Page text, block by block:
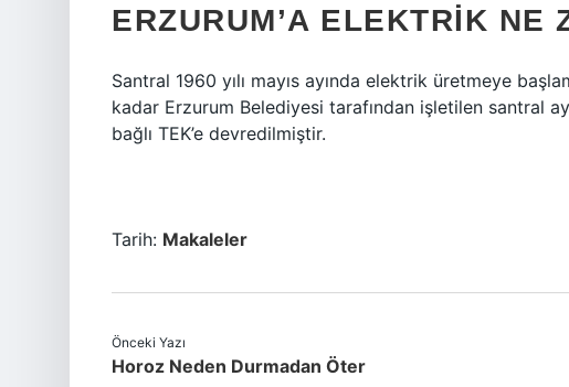
ERZURUM’A ELEKTRIK NE
Santral 1960 yılı mayıs ayında elektrik üretmeye
kadar Erzurum Belediyesi tarafından işletilen santral
bağlı TEK’e devredilmiştir.
Tarih: Makaleler
Önceki Yazı
Horoz Neden Durmadan Öter